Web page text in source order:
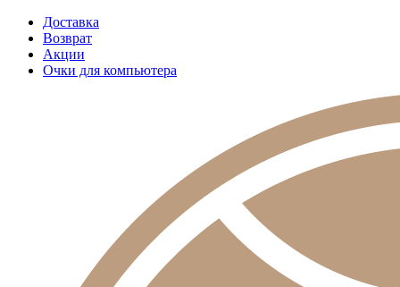
Доставка
Возврат
Акции
Очки для компьютера